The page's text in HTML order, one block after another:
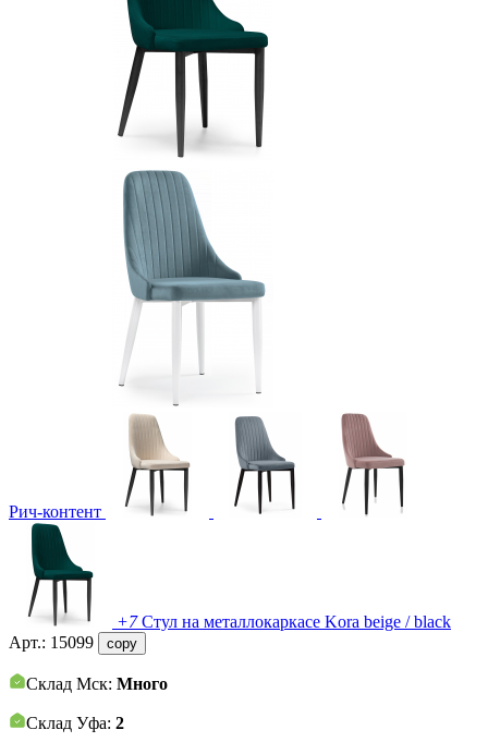
Рич-контент
+7 Стул на металлокаркасе Kora beige / black
Арт.: 15099 copy
Склад Мск: Много
Склад Уфа: 2